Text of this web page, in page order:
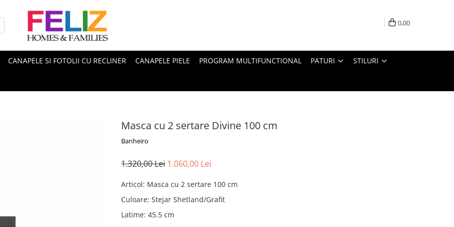
0,00
CANAPELE SI FOTOLII CU RECLINER CANAPELE PIELE PROGRAM MULTIFUNCTIONAL PATURI STILURI
Masca cu 2 sertare Divine 100 cm
Banheiro
1.320,00 Lei 1.060,00 Lei
Articol: Masca cu 2 sertare 100 cm
Culoare: Stejar Shetland/Grafit
Latime: 45.5 cm